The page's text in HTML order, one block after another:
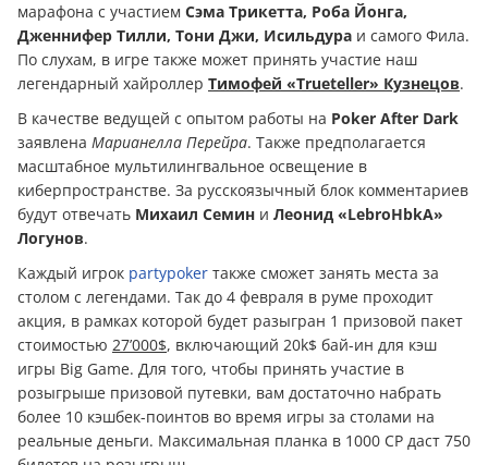
марафона с участием Сэма Трикетта, Роба Йонга,
Дженнифер Тилли, Тони Джи, Исильдура и самого Фила.
По слухам, в игре также может принять участие наш
легендарный хайроллер Тимофей «Trueteller» Кузнецов.
В качестве ведущей с опытом работы на Poker After Dark
заявлена Марианелла Перейра. Также предполагается
масштабное мультилингвальное освещение в
киберпространстве. За русскоязычный блок комментариев
будут отвечать Михаил Семин и Леонид «LebroHbkA»
Логунов.
Каждый игрок partypoker также сможет занять места за
столом с легендами. Так до 4 февраля в руме проходит
акция, в рамках которой будет разыгран 1 призовой пакет
стоимостью 27’000$, включающий 20k$ бай-ин для кэш
игры Big Game. Для того, чтобы принять участие в
розыгрыше призовой путевки, вам достаточно набрать
более 10 кэшбек-поинтов во время игры за столами на
реальные дeньги. Максимальная планка в 1000 CP даст 750